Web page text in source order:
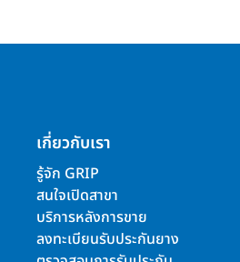
เกี่ยวกับเรา
รู้จัก GRIP
สนใจเปิดสาขา
บริการหลังการขาย
ลงทะเบียนรับประกันยาง